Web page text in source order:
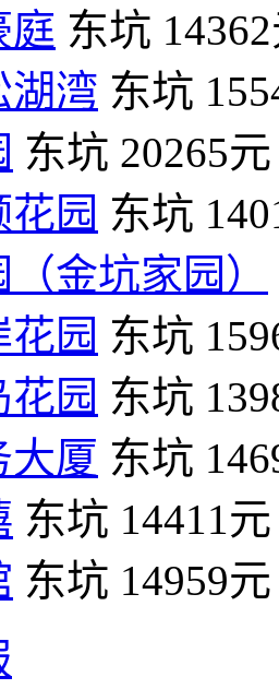
庭 东坑
湖湾 东坑
东坑 20265元
园 东坑
金坑家园）
园 东坑
园 东坑
大厦 东坑
东坑 14411元
东坑 14959元